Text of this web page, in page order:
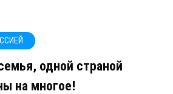
одной страной
на многое!